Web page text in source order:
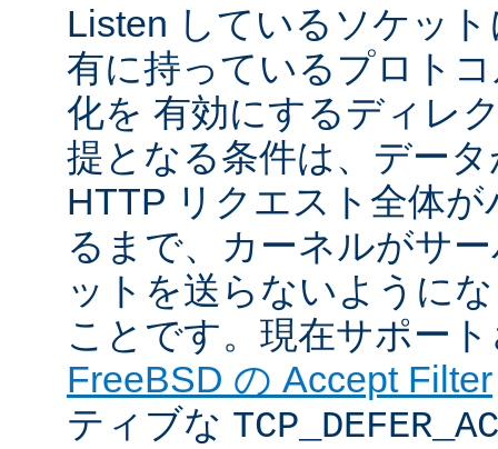
Listen しているソケッ
有に持っているプロト
化を 有効にするディレ
提となる条件は、デー
HTTP リクエスト全体
るまで、カーネルがサ
ットを送らないように
ことです。現在サポー
FreeBSD の Accept Filter
ティブな